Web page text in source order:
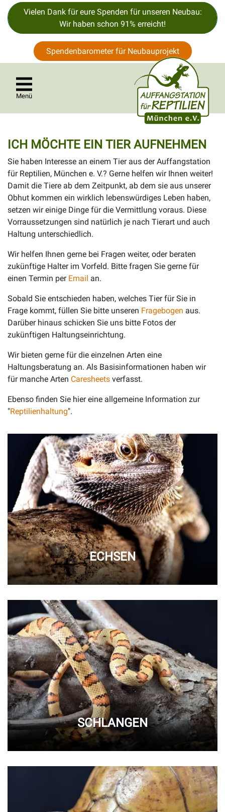
Vielen Dank für eure Spenden für unseren Neubau:
Wir haben schon 91% erreicht!
Spendenbarometer für Neubauprojekt
Menü
ICH MÖCHTE EIN TIER AUFNEHMEN
Sie haben Interesse an einem Tier aus der Auffangstation
für Reptilien, München e. V.? Gerne helfen wir Ihnen weiter!
Damit die Tiere ab dem Zeitpunkt, ab dem sie aus unserer
Obhut kommen ein wirklich lebenswürdiges Leben haben,
setzen wir einige Dinge für die Vermittlung voraus. Diese
Vorraussetzungen sind natürlich je nach Tierart und auch
Haltung unterschiedlich.
Wir helfen Ihnen gerne bei Fragen weiter, oder beraten
zukünftige Halter im Vorfeld. Bitte fragen Sie gerne für
einen Termin per Email an.
Sobald Sie entschieden haben, welches Tier für Sie in
Frage kommt, füllen Sie bitte unseren Fragebogen aus.
Darüber hinaus schicken Sie uns bitte Fotos der
zukünftigen Haltungseinrichtung.
Wir bieten gerne für die einzelnen Arten eine
Haltungsberatung an. Als Basisinformationen haben wir
für manche Arten Caresheets verfasst.
Ebenso finden Sie hier eine allgemeine Information zur
"Reptilienhaltung".
ECHSEN
SCHLANGEN